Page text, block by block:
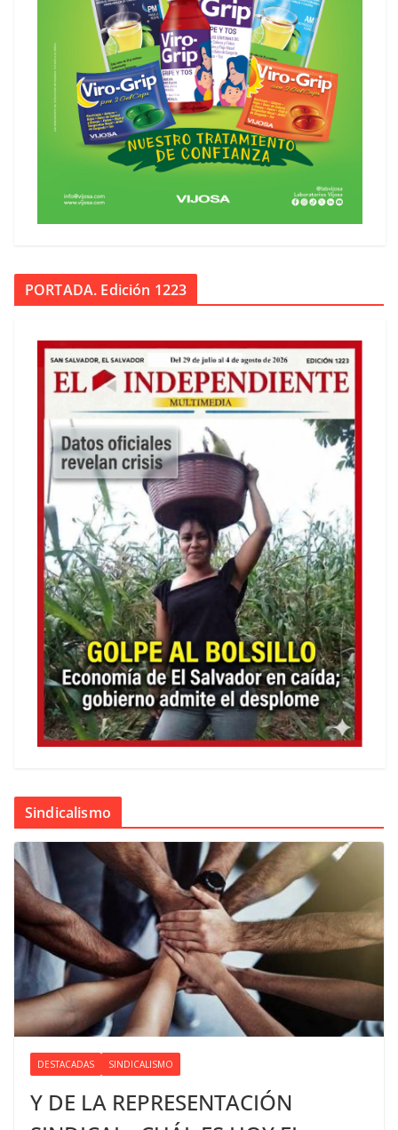
PORTADA. Edición 1223
Sindicalismo
DESTACADAS SINDICALISMO
Y DE LA REPRESENTACIÓN